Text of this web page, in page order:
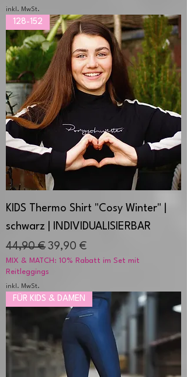
inkl. MwSt.
128-152
KIDS Thermo Shirt "Cosy Winter" |
schwarz | INDIVIDUALISIERBAR
Standardpreis
44,90 € Sale-Preis
39,90 €
MIX & MATCH: 10% Rabatt im Set mit
Reitleggings
inkl. MwSt.
FÜR KIDS & DAMEN